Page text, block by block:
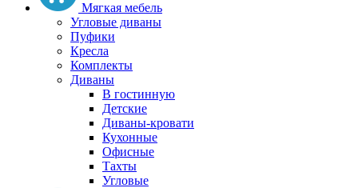
Мягкая мебель
Угловые диваны
Пуфики
Кресла
Комплекты
Диваны
В гостинную
Детские
Диваны-кровати
Кухонные
Офисные
Тахты
Угловые